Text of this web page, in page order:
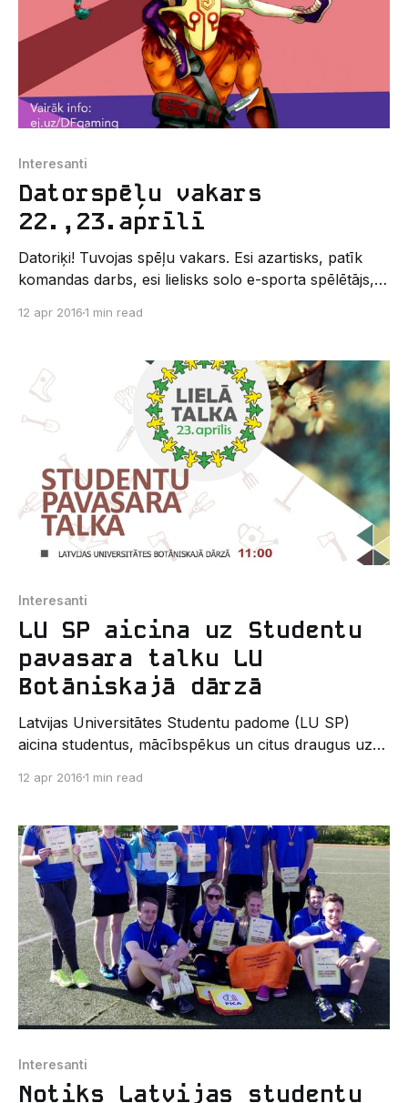
Interesanti
Datorspēļu vakars
22.,23.aprīlī
Datoriķi! Tuvojas spēļu vakars. Esi azartisks, patīk
komandas darbs, esi lielisks solo e-sporta spēlētājs, ir
Dota2 3. League of Legends Tad šis ir pasākums Tev!
03:00 LU
12 apr 20161 min read
Interesanti
LU SP aicina uz Studentu
pavasara talku LU
Botāniskajā dārzā
Latvijas Universitātes Studentu padome (LU SP)
aicina studentus, mācībspēkus un citus draugus uz
kas, kā ierasts, norisināsies Latvijas Universitātes (LU)
jau aktīvi ziņo par siltā laika iestāšanos un talkas
sezonas tuvošanos, tāpēc LU SP rīko
12 apr 20161 min read
Interesanti
Notiks Latvijas studentu